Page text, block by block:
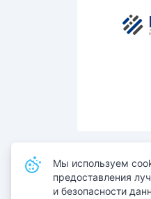
Также
Мы используем
предоставления
и безопасности